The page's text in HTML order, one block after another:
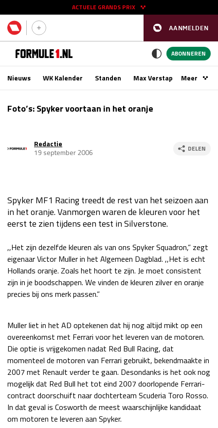
AANMELDEN
ACTUELE GRANDS PRIX
11 - 13 sep
Race
zo 15:00 - 17:00
Kwalificatie
vr 14:00 - 15:00
Race
za 13:00 - 15:00
GP SINGAPORE 2026 09 - 11 okt
Race
zo 14:00 - 16:00
GP VERENIGDE STATEN 2026 23 - 25 okt
Race
zo 21:00 - 23:00
GP MEXICO 2026 30 okt - 01 nov
GP SÃO PAULO 2026
Kwalificatie
za 19:00 - 20:00
Race
zo 18:00 - 20:00
LAS VEGAS GRAND PRIX 2026
ABONNEREN
Nieuws WK Kalender Standen Max VerstappenMeer
Foto’s: Spyker voortaan in het oranje
Redactie
19 september 2006
DELEN
Spyker MF1 Racing treedt de rest van het seizoen aan
in het oranje. Vanmorgen waren de kleuren voor het
eerst te zien tijdens een test in Silverstone.
,,Het zijn dezelfde kleuren als van ons Spyker Squadron,” zegt
eigenaar Victor Muller in het Algemeen Dagblad. ,,Het is echt
Hollands oranje. Zoals het hoort te zijn. Je moet consistent
zijn in je boodschappen. We vinden de kleuren zilver en oranje
precies bij ons merk passen.”
Muller liet in het AD optekenen dat hij nog altijd mikt op een
overeenkomst met Ferrari voor het leveren van de motoren.
Die optie is vrijgekomen nadat Red Bull Racing, dat
momenteel de motoren van Ferrari gebruikt, bekendmaakte in
2007 met Renault verder te gaan. Desondanks is het ook nog
mogelijk dat Red Bull het tot eind 2007 doorlopende Ferrari-
contract doorschuift naar dochterteam Scuderia Toro Rosso.
In dat geval is Cosworth de meest waarschijnlijke kandidaat
om motoren te leveren aan Spyker.